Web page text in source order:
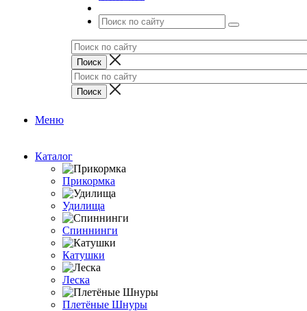
Меню
Каталог
Прикормка
Удилища
Спиннинги
Катушки
Леска
Плетёные Шнуры